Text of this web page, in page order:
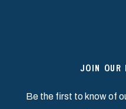
JOIN OUR
Be the first to know of